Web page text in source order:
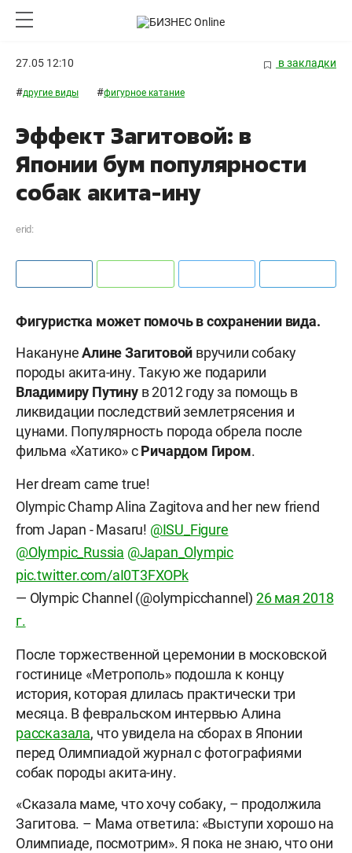
27.05 12:10 в закладки
#другие виды #фигурное катание
Эффект Загитовой: в
Японии бум популярности
собак акита-ину
erid:
Фигуристка может помочь в сохранении вида.
НаканунеАлинеЗагитовой вручили собаку
породы акита-ину. Такую же подарили
Владимиру Путину в 2012 году за помощь в
ликвидации последствий землетрясения и
цунами. Популярность порода обрела после
фильма «Хатико» сРичардом Гиром.
Her dream came true!
Olympic Champ Alina Zagitova and her new friend
from Japan - Masaru! @ISU_Figure
@Olympic_Russia @Japan_Olympic
pic.twitter.com/aI0T3FXOPk
— Olympic Channel (@olympicchannel) 26 мая 2018
г.
После торжественной церемонии в московской
гостинице «Метрополь» подошла к концу
история, которая длилась практически три
месяца. В февральском интервью Алина
рассказала, что увидела на сборах в Японии
перед Олимпиадой журнал с фотографиями
собак породы акита-ину.
«Сказала маме, что хочу собаку, – продолжила
Загитова. – Мама ответила: «Выступи хорошо на
Олимпиаде, посмотрим». Я пока не знаю, что они